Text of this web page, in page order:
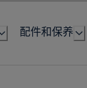
配件和保养